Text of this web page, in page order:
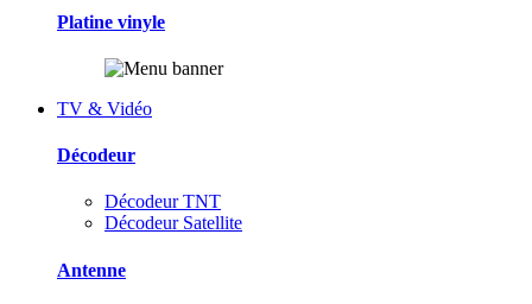
Platine vinyle
TV & Vidéo
Décodeur
Décodeur TNT
Décodeur Satellite
Antenne